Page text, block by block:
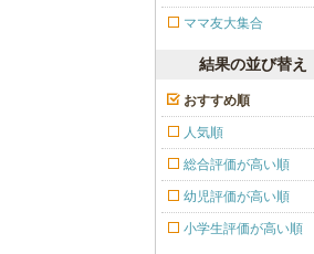
ママ友大集合
結果の並び替え
おすすめ順
人気順
総合評価が高い順
幼児評価が高い順
小学生評価が高い順